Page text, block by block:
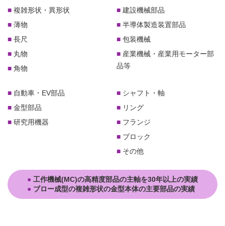
複雑形状・異形状
薄物
長尺
丸物
角物
建設機械部品
半導体製造装置部品
包装機械
産業機械・産業用モーター部
品等
自動車・EV部品
金型部品
研究用機器
シャフト・軸
リング
フランジ
ブロック
その他
工作機械(MC)の高精度部品の主軸を30年以上の実績
ブロー成型の複雑形状の金型本体の主要部品の実績